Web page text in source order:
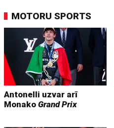
MOTORU SPORTS
Antonelli uzvar arī
MonakoGrand Prix